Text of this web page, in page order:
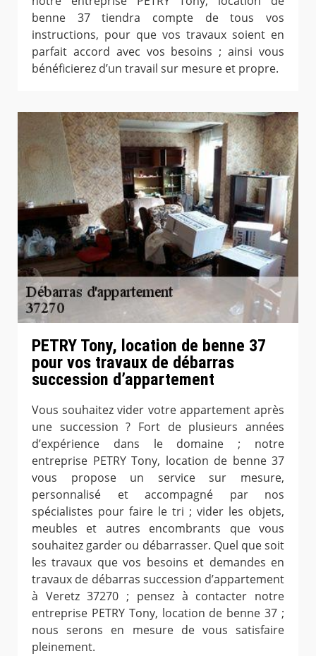
benne 37 tiendra compte de tous vos
instructions, pour que vos travaux soient en
parfait accord avec vos besoins ; ainsi vous
bénéficierez d’un travail sur mesure et propre.
PETRY Tony, location de benne 37
pour vos travaux de débarras
succession d’appartement
Vous souhaitez vider votre appartement après
une succession ? Fort de plusieurs années
d’expérience dans le domaine ; notre
entreprise PETRY Tony, location de benne 37
vous propose un service sur mesure,
personnalisé et accompagné par nos
spécialistes pour faire le tri ; vider les objets,
meubles et autres encombrants que vous
souhaitez garder ou débarrasser. Quel que soit
les travaux que vos besoins et demandes en
travaux de débarras succession d’appartement
à Veretz 37270 ; pensez à contacter notre
entreprise PETRY Tony, location de benne 37 ;
nous serons en mesure de vous satisfaire
pleinement.